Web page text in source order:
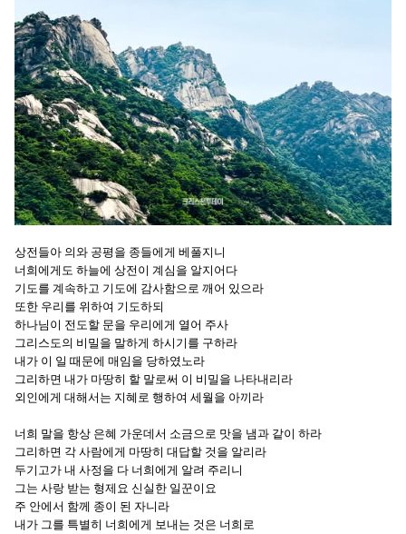
상전들아 의와 공평을 종들에게 베풀지니
너희에게도 하늘에 상전이 계심을 알지어다
기도를 계속하고 기도에 감사함으로 깨어 있으라
또한 우리를 위하여 기도하되
하나님이 전도할 문을 우리에게 열어 주사
그리스도의 비밀을 말하게 하시기를 구하라
내가 이 일 때문에 매임을 당하였노라
그리하면 내가 마땅히 할 말로써 이 비밀을 나타내리라
외인에게 대해서는 지혜로 행하여 세월을 아끼라
너희 말을 항상 은혜 가운데서 소금으로 맛을 냄과 같이 하라
그리하면 각 사람에게 마땅히 대답할 것을 알리라
두기고가 내 사정을 다 너희에게 알려 주리니
그는 사랑 받는 형제요 신실한 일꾼이요
주 안에서 함께 종이 된 자니라
내가 그를 특별히 너희에게 보내는 것은 너희로